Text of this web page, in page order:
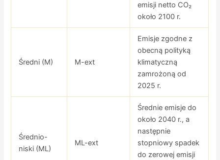
emisji netto CO₂
około 2100 r.
Średni (M) M-ext
Emisje zgodne z
obecną polityką
klimatyczną
zamrożoną od
2025 r.
Średnio-
niski (ML)
ML-ext
Średnie emisje do
około 2040 r., a
następnie
stopniowy spadek
do zerowej emisji